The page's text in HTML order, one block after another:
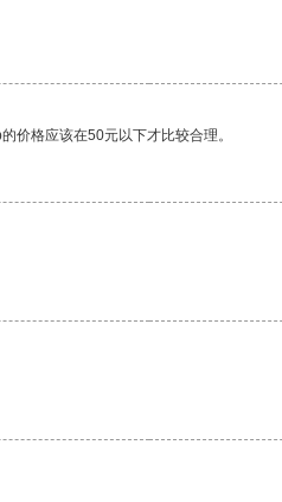
价格应该在50元以下才比较合理。